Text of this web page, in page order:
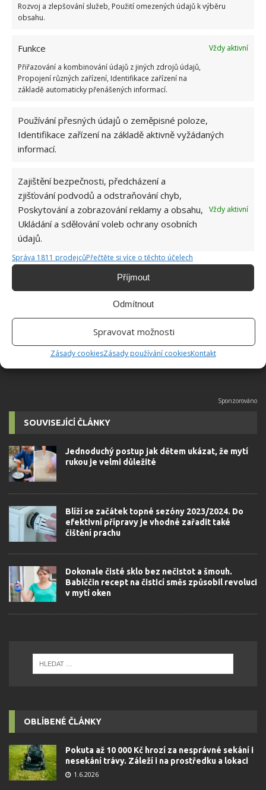
Rozvoj a zlepšování služeb, Použití omezených údajů k výběru
obsahu.
Funkce
Vždy aktivní
Přiřazování a kombinování údajů z jiných zdrojů údajů,
Propojení různých zařízení, Identifikace zařízení na
základě automaticky přenášených informací.
Používání přesných údajů o zeměpisné poloze,
Identifikace zařízení na základě aktivně vyžádaných
informací.
Zajištění bezpečnosti, předcházení a
zjišťování podvodů a odstraňování chyb,
Poskytování a zobrazování reklamy a obsahu,
Ukládání a sdělování voleb ochrany osobních
údajů.
Vždy aktivní
Správa 1811 prodejcůPřečtěte si více o těchto účelech
Příjmout
Odmítnout
Spravovat možnosti
Zásady cookiesZásady používání cookiesKontakt
MYTÍ RADIÁTOR TOPENÍ
univerzity, který je již od malička
možné najít v j...
SOUVISEJÍCÍ ČLÁNKY
Jednoduchý postup jak dětem ukázat, že mytí
rukou je velmi důležité
Blíží se začátek topné sezóny 2023/2024. Do
efektivní přípravy je vhodné zařadit také
čištění prachu
Dokonale čisté sklo bez nečistot a šmouh.
Babiččin recept na čisticí směs způsobil revoluci
v mytí oken
OBLÍBENÉ ČLÁNKY
Pokuta až 10 000 Kč hrozí za nesprávné sekání i
nesekání trávy. Záleží i na prostředku a lokaci
1.6.2026